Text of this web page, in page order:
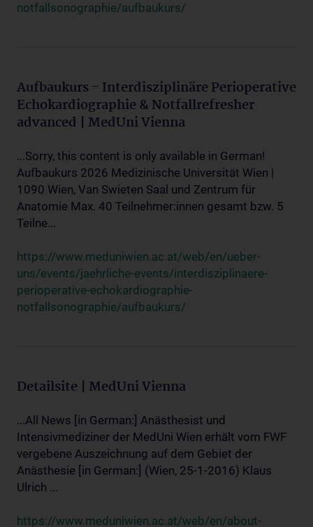
notfallsonographie/aufbaukurs/
Aufbaukurs - Interdisziplinäre Perioperative
Echokardiographie & Notfallrefresher
advanced | MedUni Vienna
...Sorry, this content is only available in German!
Aufbaukurs 2026 Medizinische Universität Wien |
1090 Wien, Van Swieten Saal und Zentrum für
Anatomie Max. 40 Teilnehmer:innen gesamt bzw. 5
Teilne...
https://www.meduniwien.ac.at/web/en/ueber-
uns/events/jaehrliche-events/interdisziplinaere-
perioperative-echokardiographie-
notfallsonographie/aufbaukurs/
Detailsite | MedUni Vienna
...All News [in German:] Anästhesist und
Intensivmediziner der MedUni Wien erhält vom FWF
vergebene Auszeichnung auf dem Gebiet der
Anästhesie [in German:] (Wien, 25-1-2016) Klaus
Ulrich ...
https://www.meduniwien.ac.at/web/en/about-